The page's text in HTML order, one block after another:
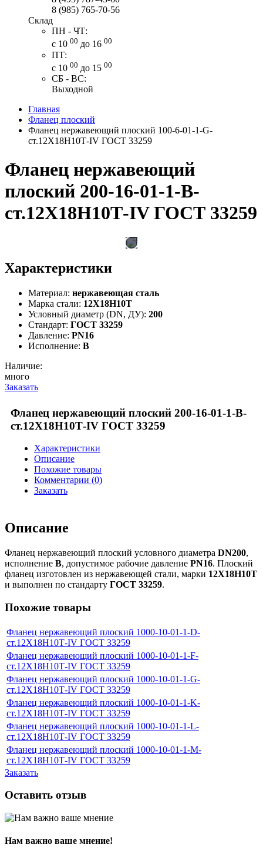
8 (985) 765-70-56
Склад
ПН - ЧТ:
с 10 00 до 16 00
ПТ:
с 10 00 до 15 00
СБ - ВС:
Выходной
Главная
Фланец плоский
Фланец нержавеющий плоский 100-6-01-1-G-
ст.12Х18Н10Т-IV ГОСТ 33259
Фланец нержавеющий
плоский 200-16-01-1-В-
ст.12Х18Н10Т-IV ГОСТ 33259
Характеристики
Материал: нержавеющая сталь
Марка стали: 12Х18Н10Т
Условный диаметр (DN, ДУ): 200
Стандарт: ГОСТ 33259
Давление: PN16
Исполнение: B
Наличие:
много
Заказать
Фланец нержавеющий плоский 200-16-01-1-В-
ст.12Х18Н10Т-IV ГОСТ 33259
Характеристики
Описание
Похожие товары
Комментарии (0)
Заказать
Описание
Фланец нержавеющий плоский условного диаметра DN200,
исполнение B, допустимое рабочие давление PN16. Плоский
фланец изготовлен из нержавеющей стали, марки 12Х18Н10Т
и выполнен по стандарту ГОСТ 33259.
Похожие товары
Фланец нержавеющий плоский 1000-10-01-1-D-
ст.12Х18Н10Т-IV ГОСТ 33259
Фланец нержавеющий плоский 1000-10-01-1-F-
ст.12Х18Н10Т-IV ГОСТ 33259
Фланец нержавеющий плоский 1000-10-01-1-G-
ст.12Х18Н10Т-IV ГОСТ 33259
Фланец нержавеющий плоский 1000-10-01-1-K-
ст.12Х18Н10Т-IV ГОСТ 33259
Фланец нержавеющий плоский 1000-10-01-1-L-
ст.12Х18Н10Т-IV ГОСТ 33259
Фланец нержавеющий плоский 1000-10-01-1-M-
ст.12Х18Н10Т-IV ГОСТ 33259
Заказать
Оставить отзыв
Нам важно ваше мнение!